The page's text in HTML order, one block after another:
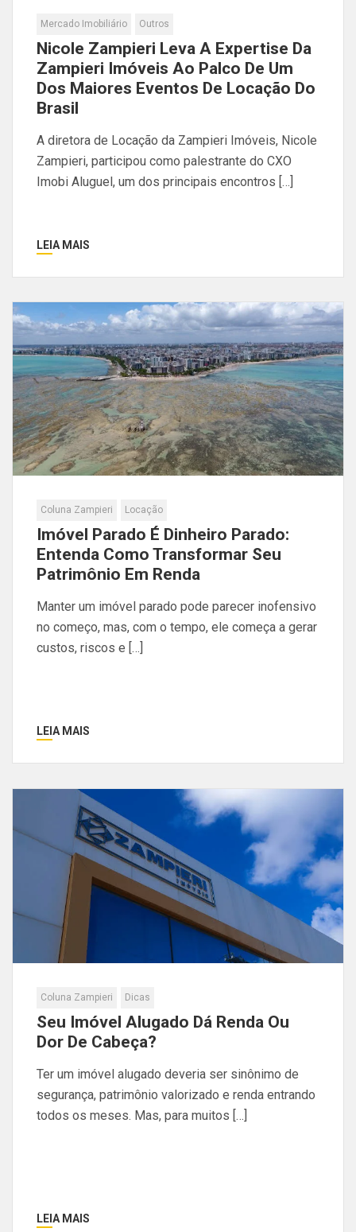
Mercado Imobiliário Outros
Nicole Zampieri Leva A Expertise Da
Zampieri Imóveis Ao Palco De Um
Dos Maiores Eventos De Locação Do
Brasil
A diretora de Locação da Zampieri Imóveis, Nicole
Zampieri, participou como palestrante do CXO
Imobi Aluguel, um dos principais encontros […]
LEIA MAIS
Coluna Zampieri Locação
Imóvel Parado É Dinheiro Parado:
Entenda Como Transformar Seu
Patrimônio Em Renda
Manter um imóvel parado pode parecer inofensivo
no começo, mas, com o tempo, ele começa a gerar
custos, riscos e […]
LEIA MAIS
Coluna Zampieri Dicas
Seu Imóvel Alugado Dá Renda Ou
Dor De Cabeça?
Ter um imóvel alugado deveria ser sinônimo de
segurança, patrimônio valorizado e renda entrando
todos os meses. Mas, para muitos […]
LEIA MAIS